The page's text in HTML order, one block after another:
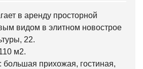
в аренду просторной
видом в элитном новострое
22.
м2.
прихожая, гостиная,